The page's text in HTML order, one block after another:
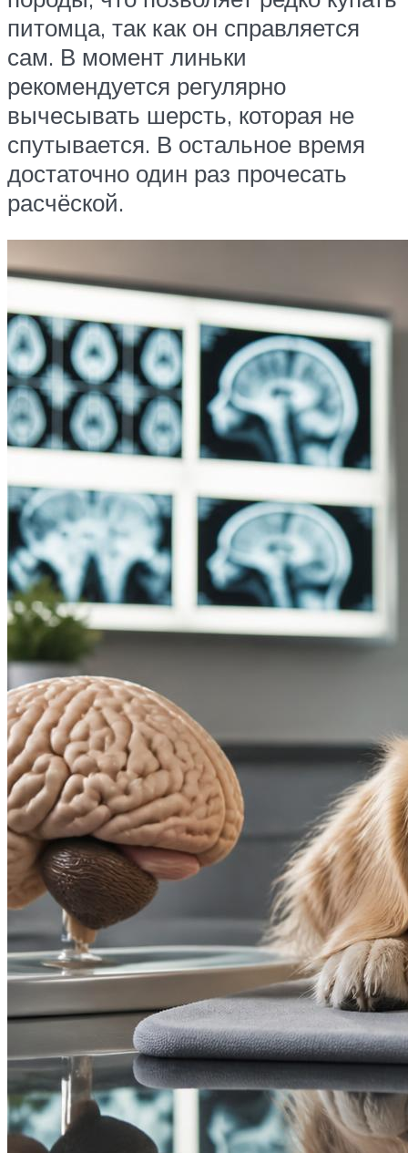
питомца, так как он справляется
сам. В момент линьки
рекомендуется регулярно
вычесывать шерсть, которая не
спутывается. В остальное время
достаточно один раз прочесать
расчёской.